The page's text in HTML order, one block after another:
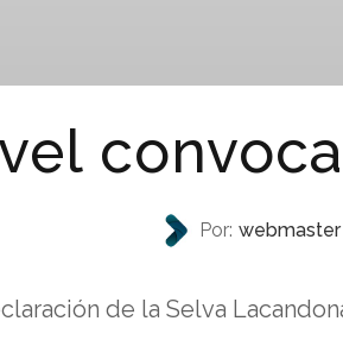
Por: webmaster
de la Selva